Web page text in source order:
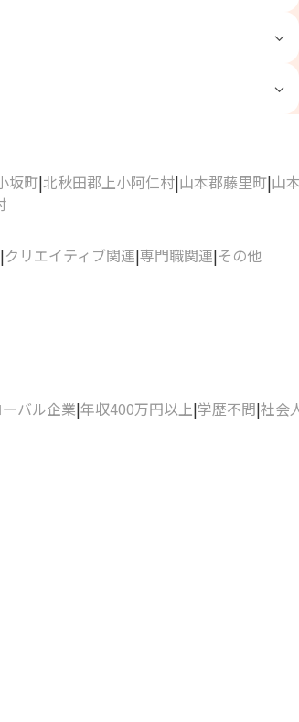
坂町 北秋田郡上小阿仁村 山本郡藤里町 山
クリエイティブ関連 専門職関連 その他
バル企業 年収400万円以上 学歴不問 社会